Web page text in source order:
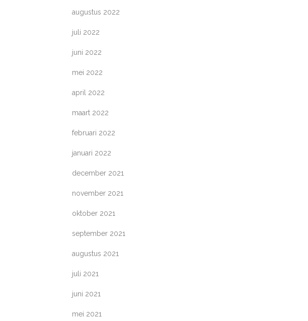
augustus 2022
juli 2022
juni 2022
mei 2022
april 2022
maart 2022
februari 2022
januari 2022
december 2021
november 2021
oktober 2021
september 2021
augustus 2021
juli 2021
juni 2021
mei 2021